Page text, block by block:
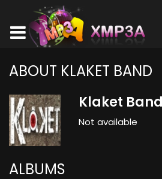
ABOUT KLAKET BAND
Klaket Band
Not available
ALBUMS